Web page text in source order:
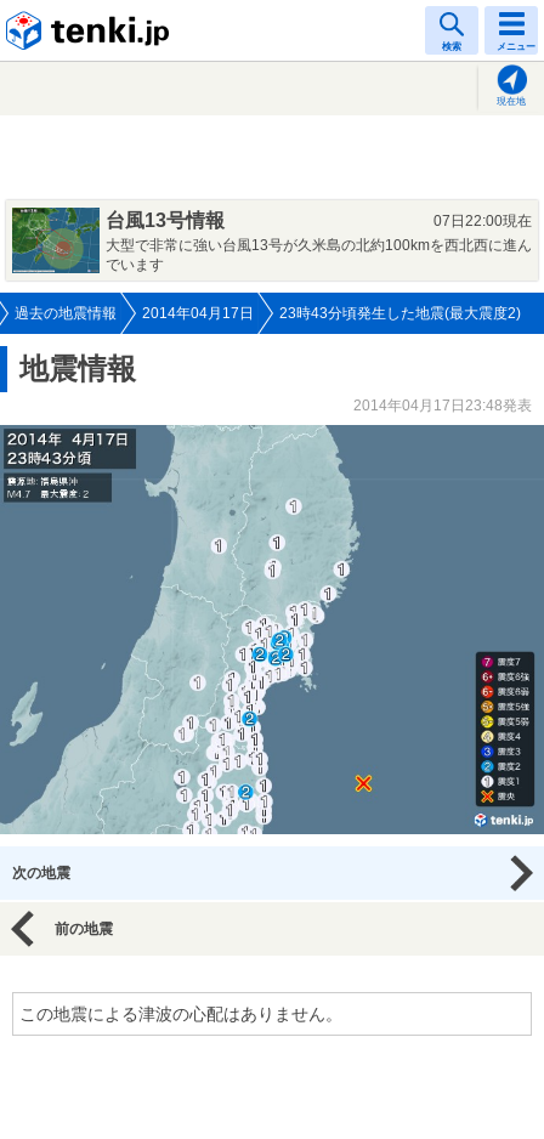
検索 メニュー
現在地
台風13号情報
07日22:00現在
大型で非常に強い台風13号が久米島の北約100kmを西北西に進ん
でいます
過去の地震情報 2014年04月17日 23時43分頃発生した地震(最大震度2)
地震情報
2014年04月17日23:48発表
次の地震
前の地震
この地震による津波の心配はありません。